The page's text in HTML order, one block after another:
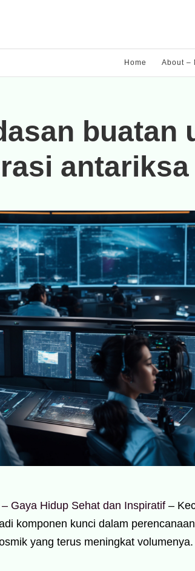
Home About –
buatan
Gaya Hidup Sehat dan Inspiratif –
komponen kunci dalam
yang terus meningkat volumenya.